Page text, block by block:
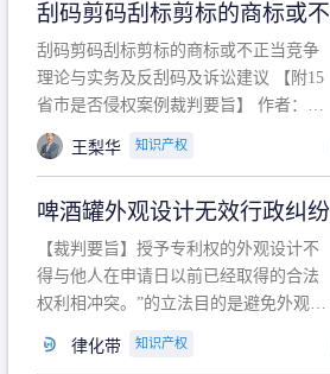
刮码剪码刮标剪标的商标或
实务及反刮码及诉讼建议 【
案例裁判要旨】
刮码剪码刮标剪标的商标或不正当竞争
理论与实务及反刮码及诉讼建议 【附15
省市是否侵权案例裁判要旨】 作者：浙
江杭知桥律师事务所 王梨华 周靖超 【导
读】 第一部分：刮码剪码刮标剪标的商
诉讼建议 第二部分：15省市是否侵权案
例的裁判要旨 目录 第一部分、刮码剪码
刮
王梨华 知识产权
啤酒罐外观设计无效行政纠纷
【裁判要旨】授予专利权的外观设计不
得与他人在申请日以前已经取得的合法
权利相冲突。”的立法目的是避免外观设
冲突。基于此，凡是因该外观设计的实
律化带 知识产权